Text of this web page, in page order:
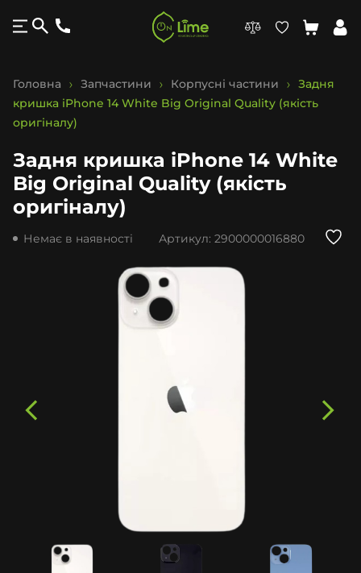
Головна Запчастини Корпусні частини
Задня
кришка iPhone 14 White Big Original Quality (якість
оригіналу)
Задня кришка iPhone 14 White
Big Original Quality (якість
оригіналу)
Немає в наявності Артикул: 2900000016880